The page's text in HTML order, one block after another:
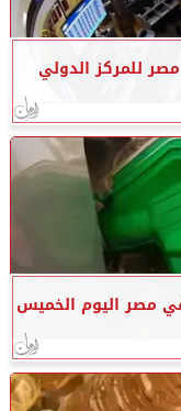
للمركز الدولي
في مصر اليوم الخميس